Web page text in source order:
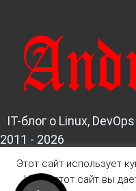
IT-блог о Linux,
2011 - 2026
Этот сайт использует
Читая этот сайт вы